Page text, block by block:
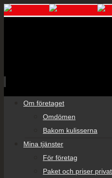
Om företaget
Omdömen
Bakom kulisserna
Mina tjänster
För företag
Paket och priser privat